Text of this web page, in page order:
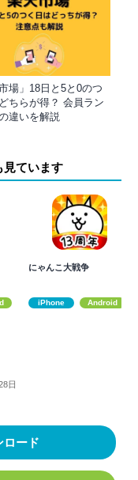
市場」18日と5と0のつ
ちらが得？ 会員ラン
違いを解説
見ています
にゃんこ大戦争
iPhone Android
日
ロード